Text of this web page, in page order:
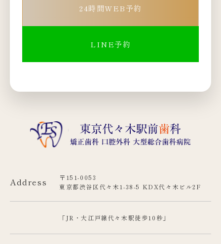
24時間WEB予約
LINE予約
Address
〒151-0053
東京都渋谷区代々木1-38-5 KDX代々木ビル2F
「JR・大江戸線代々木駅徒歩10秒」